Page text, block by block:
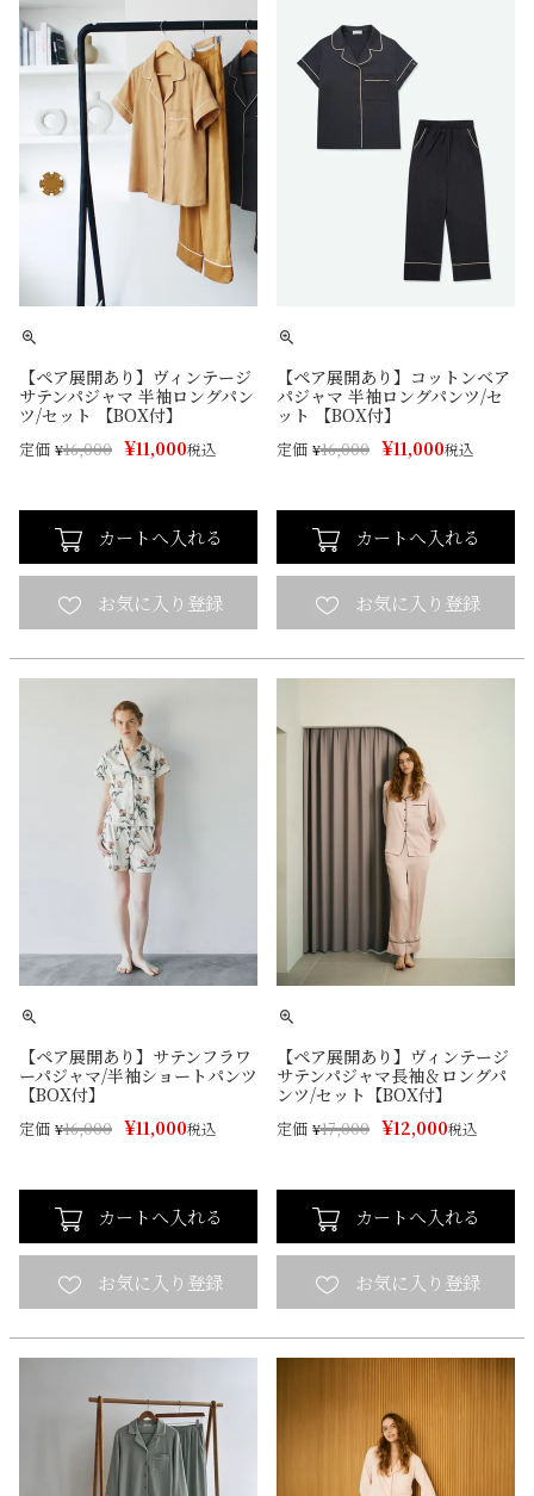
【ペア展開あり】ヴィンテージ
サテンパジャマ 半袖ロングパン
ツ/セット 【BOX付】
定価 ¥16,000 ¥11,000税込
カートへ入れる
【ペア展開あり】コットンベア
パジャマ 半袖ロングパンツ/セ
ット 【BOX付】
定価 ¥16,000 ¥11,000税込
カートへ入れる
【ペア展開あり】サテンフラワ
ーパジャマ/半袖ショートパンツ
【BOX付】
定価 ¥16,000 ¥11,000税込
カートへ入れる
【ペア展開あり】ヴィンテージ
サテンパジャマ長袖＆ロングパ
ンツ/セット【BOX付】
定価 ¥17,000 ¥12,000税込
カートへ入れる